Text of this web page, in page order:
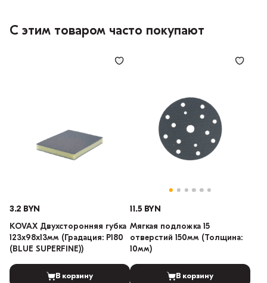
С этим товаром часто покупают
3.2 BYN
KOVAX Двухсторонняя губка
123х98х13мм (Градация: P180
(BLUE SUPERFINE))
В корзину
11.5 BYN
Мягкая подложка 15
отверстий 150мм (Толщина:
10мм)
В корзину